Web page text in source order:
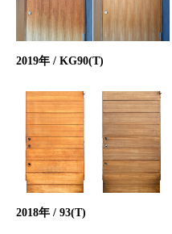
2019年 / KG90(T)
2018年 / 93(T)